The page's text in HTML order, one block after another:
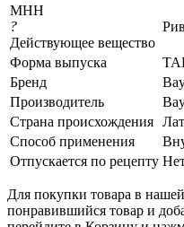
МНН
?
Действующее вещество
Форма выпуска
Бренд
Производитель
Страна происхождения
Способ применения
Отпускается по рецепту
Для покупки товара в
понравившийся товар и